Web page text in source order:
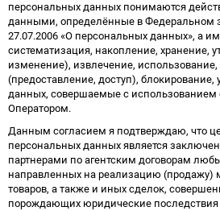
персональных данных понимаются
данными, определённые в Федеральном
27.07.2006 «О персональных данных», а
систематизация, накопление, хранение,
изменение), извлечение, использование,
(предоставление, доступ),
данных, совершаемые с использованием
Оператором.
Данным согласием я подтверждаю, что
персональных данных является
партнерами по агентским договорам
направленных на реализацию (продажу)
товаров, а также и иных сделок,
порождающих юридические